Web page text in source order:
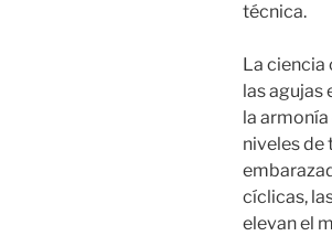
técnica.
La
las agujas
la
niveles de
cíclicas,
elevan el